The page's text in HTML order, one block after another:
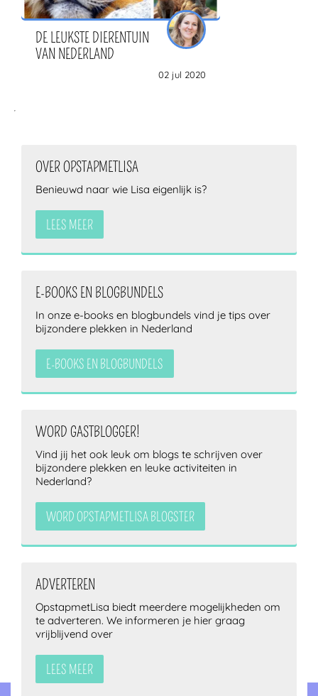
DE LEUKSTE DIERENTUIN
VAN NEDERLAND
02 jul 2020
OVER OPSTAPMETLISA
Benieuwd naar wie Lisa eigenlijk is?
LEES MEER
E-BOOKS EN BLOGBUNDELS
In onze e-books en blogbundels vind je tips over
bijzondere plekken in Nederland
E-BOOKS EN BLOGBUNDELS
WORD GASTBLOGGER!
Vind jij het ook leuk om blogs te schrijven over
bijzondere plekken en leuke activiteiten in
Nederland?
WORD OPSTAPMETLISA BLOGSTER
ADVERTEREN
OpstapmetLisa biedt meerdere mogelijkheden om
te adverteren. We informeren je hier graag
vrijblijvend over
LEES MEER